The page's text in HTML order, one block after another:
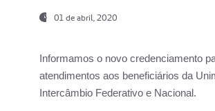
01 de abril, 2020
Informamos o novo credenciamento
atendimentos aos beneficiários da
Intercâmbio Federativo e Nacional.